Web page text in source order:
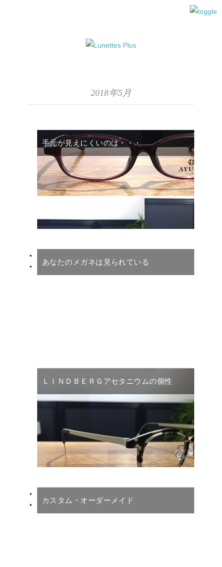
2018年5月
手元が見えにくいのは・・・
あなたのメガネは見られている
ＬＩＮＤＢＥＲＧアセタニウムの個性
カスタム・オーダーメイド